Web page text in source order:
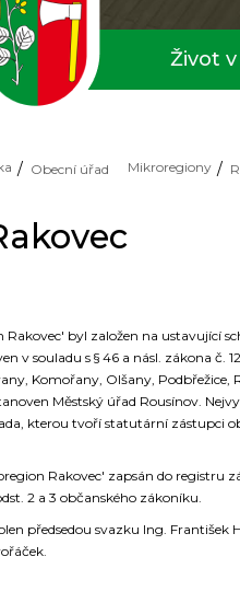
Obecní úřad Mikroregiony
byl založen na ustavující
v souladu s § 46 a násl. zákona č.
Komořany, Olšany, Podbřežice,
Městský úřad Rousínov.
kterou tvoří statutární zástupci
Rakovec' zapsán do registru
2 a 3 občanského zákoníku.
předsedou svazku Ing. František
Život